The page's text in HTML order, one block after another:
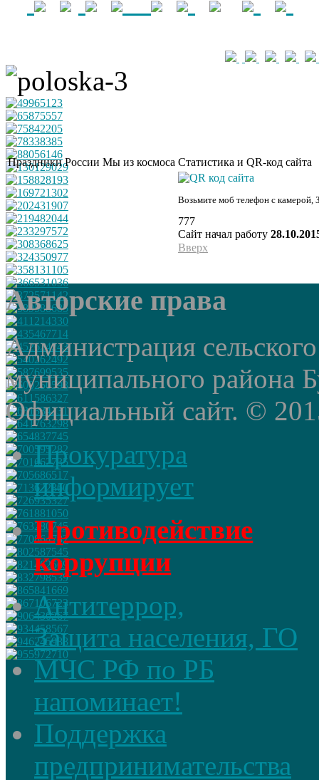
Праздники России Мы из космоса Статистика и QR-код сайта
Возьмите моб телефон с камерой,
777
Сайт начал работу
Вверх
Авторские права
Администрация
муниципального района
Официальный сайт. ©
Прокуратура
информирует
Противодействие
коррупции
Антитеррор,
Защита населения, ГО
МЧС РФ по РБ
напоминает!
Поддержка
предпринимательства